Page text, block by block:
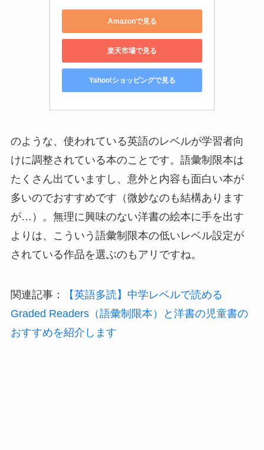
Amazonで見る
楽天市場で見る
Yahoo!ショッピングで見る
のような、使われている英語のレベルが学習者向
けに調整されている本のことです。語彙制限本は
たくさん出ていますし、意外と内容も面白い本が
多いのでおすすめです（微妙なのも結構あります
が…）。無理に興味のない洋書の絵本に手を出す
よりは、こういう語彙制限本の低いレベル設定が
されている作品を選ぶのもアリですね。
関連記事：
【英語多読】中学レベルで読める
Graded Readers（語彙制限本）と洋書の児童書の
おすすめを紹介します